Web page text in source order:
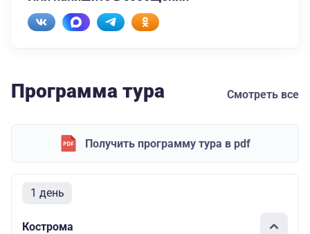
Программа тура Смотреть все
Получить программу тура в pdf
1 день
Кострома